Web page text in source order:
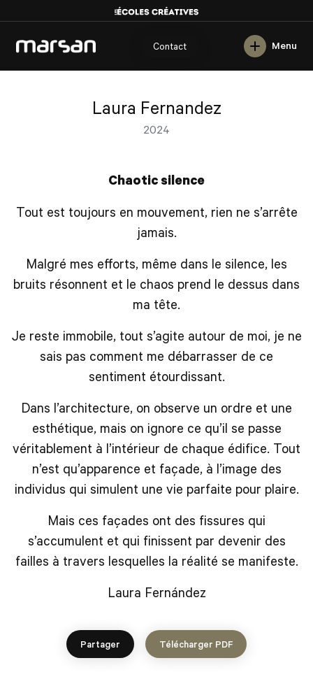
Contact Menu
English
Laura Fernandez
2024
Chaotic silence
Tout est toujours en mouvement, rien ne s’arrête
jamais.
Malgré mes efforts, même dans le silence, les
bruits résonnent et le chaos prend le dessus dans
ma tête.
Je reste immobile, tout s’agite autour de moi, je ne
sais pas comment me débarrasser de ce
sentiment étourdissant.
Dans l’architecture, on observe un ordre et une
esthétique, mais on ignore ce qu’il se passe
véritablement à l’intérieur de chaque édifice. Tout
n’est qu’apparence et façade, à l’image des
individus qui simulent une vie parfaite pour plaire.
Mais ces façades ont des fissures qui
s’accumulent et qui finissent par devenir des
failles à travers lesquelles la réalité se manifeste.
Laura Fernández
Partager Télécharger PDF